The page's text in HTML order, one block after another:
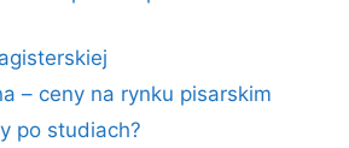
– ceny na rynku pisarskim
po studiach?